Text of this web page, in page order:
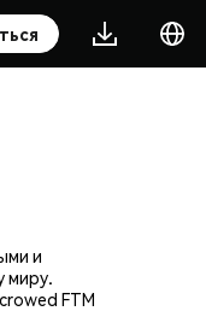
и
миру.
FTM